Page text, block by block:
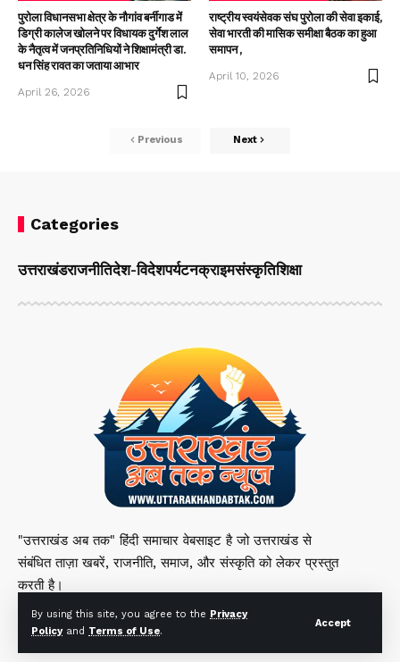
By using this site, you agree to the Privacy
Policyand Terms of Use.
Accept
पुरोला विधानसभा क्षेत्र के नौगांव बर्नीगाड में
डिग्री कालेज खोलने पर विधायक दुर्गेश लाल
के नैतृत्व में जनप्रतिनिधियों ने शिक्षामंत्री डा.
धन सिंह रावत का जताया आभार
April 26, 2026
राष्ट्रीय स्वयंसेवक संघ पुरोला की सेवा इकाई,
सेवा भारती की मासिक समीक्षा बैठक का हुआ
समापन ,
April 10, 2026
Previous Next
Categories
उत्तराखंडराजनीतिदेश-विदेशपर्यटनक्राइमसंस्कृतिशिक्षा
"उत्तराखंड अब तक" हिंदी समाचार वेबसाइट है जो उत्तराखंड से
संबंधित ताज़ा खबरें, राजनीति, समाज, और संस्कृति को लेकर प्रस्तुत
करती है।